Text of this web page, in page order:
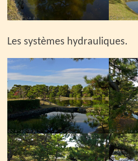
Les systèmes hydrauliques.